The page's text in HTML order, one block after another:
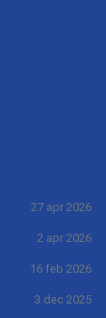
27 apr 2026
2 apr 2026
16 feb 2026
3 dec 2025